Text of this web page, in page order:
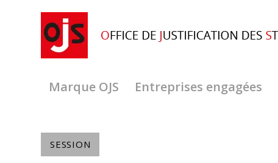
Marque OJS Entreprises engagées
SESSION